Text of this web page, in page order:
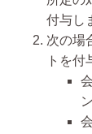
付与し
次の場
トを付